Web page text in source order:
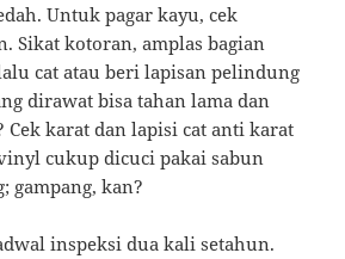
Untuk pagar kayu, cek
Sikat kotoran, amplas bagian
cat atau beri lapisan pelindung
dirawat bisa tahan lama dan
Cek karat dan lapisi cat anti karat
cukup dicuci pakai sabun
gampang, kan?
inspeksi dua kali setahun.